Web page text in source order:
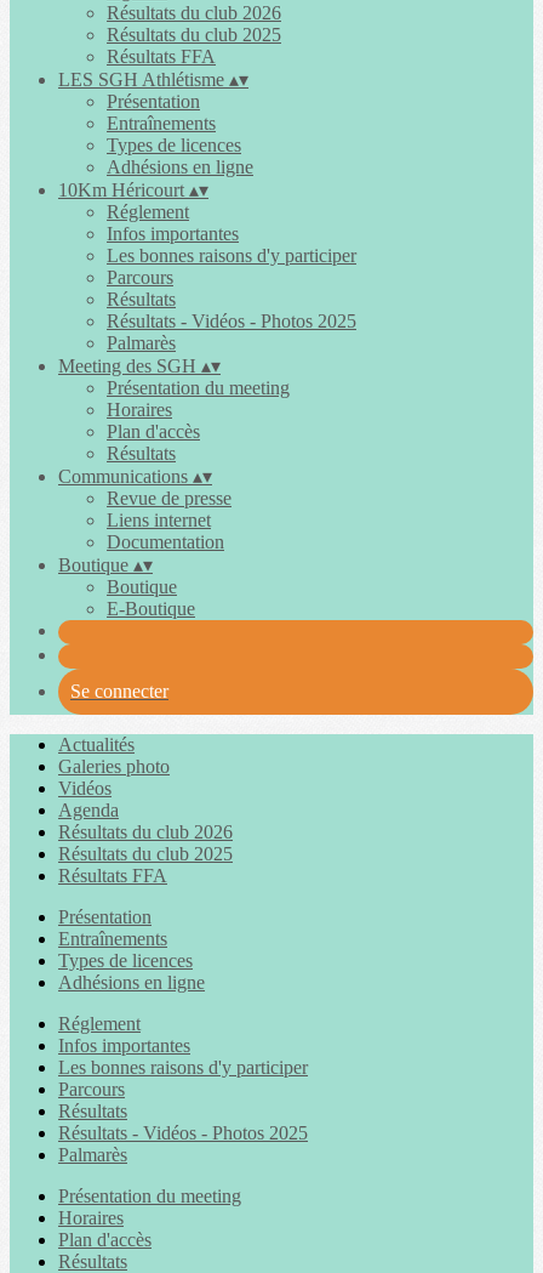
Résultats du club 2026
Résultats du club 2025
Résultats FFA
LES SGH Athlétisme ▴▾
Présentation
Entraînements
Types de licences
Adhésions en ligne
10Km Héricourt ▴▾
Réglement
Infos importantes
Les bonnes raisons d'y participer
Parcours
Résultats
Résultats - Vidéos - Photos 2025
Palmarès
Meeting des SGH ▴▾
Présentation du meeting
Horaires
Plan d'accès
Résultats
Communications ▴▾
Revue de presse
Liens internet
Documentation
Boutique ▴▾
Boutique
E-Boutique
Se connecter
Actualités
Galeries photo
Vidéos
Agenda
Résultats du club 2026
Résultats du club 2025
Résultats FFA
Présentation
Entraînements
Types de licences
Adhésions en ligne
Réglement
Infos importantes
Les bonnes raisons d'y participer
Parcours
Résultats
Résultats - Vidéos - Photos 2025
Palmarès
Présentation du meeting
Horaires
Plan d'accès
Résultats